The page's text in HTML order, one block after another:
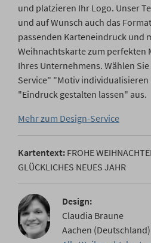
und platzieren Ihr Logo. Unser
und auf Wunsch auch das
passenden Karteneindruck und
Weihnachtskarte zum perfekten
Ihres Unternehmens. Wählen
Service" "Motiv
"Eindruck gestalten lassen" aus.
Mehr zum Design-Service
Kartentext: FROHE
GLÜCKLICHES NEUES JAHR
Design:
Claudia Braune
Aachen (Deutschland)